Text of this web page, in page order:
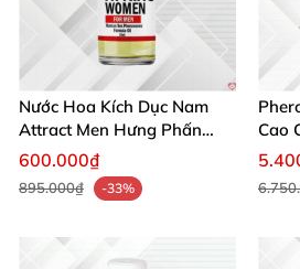
Nước Hoa Kích Dục Nam
Attract Men Hưng Phấn
Mạnh Mẽ Tăng Ham Muốn
600.000₫
895.000₫ -33%
Cao
Giới